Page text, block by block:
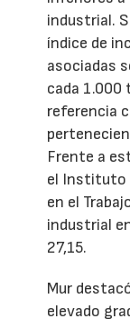
industrial.
índice de
asociadas
cada 1.000
referencia
Frente a
el Instituto
en el
industrial
27,15.
Mur
elevado